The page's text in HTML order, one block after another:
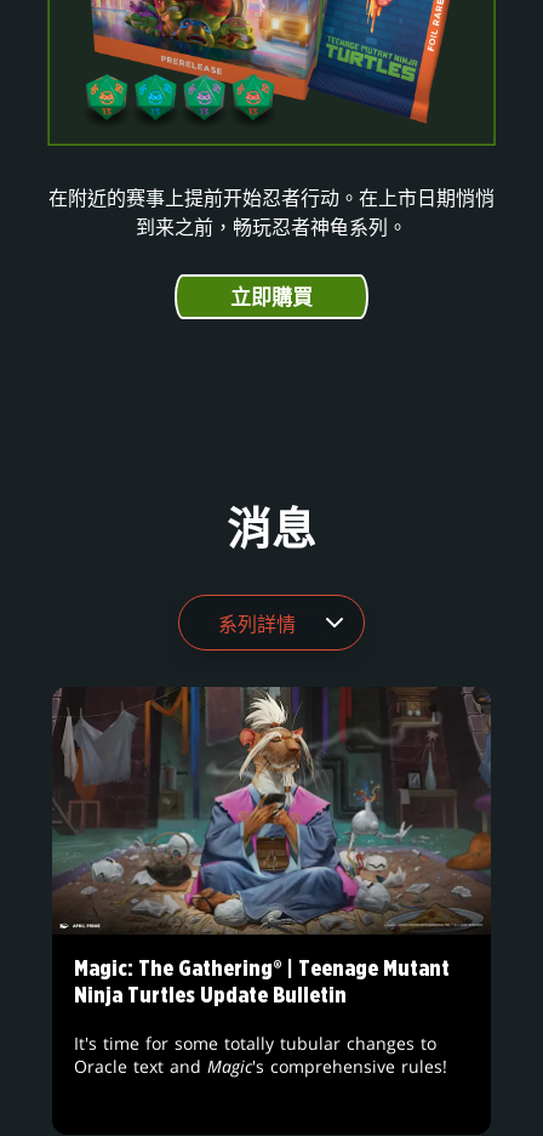
在附近的赛事上提前开始忍者行动。在上市日期悄悄
到来之前，畅玩忍者神龟系列。
立即購買
消息
Magic: The Gathering® | Teenage Mutant
Ninja Turtles Update Bulletin
It's time for some totally tubular changes to
Oracle text and Magic's comprehensive rules!